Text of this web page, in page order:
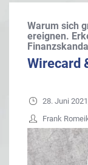
Warum sich
ereignen.
Wirecard
28. Juni
Frank